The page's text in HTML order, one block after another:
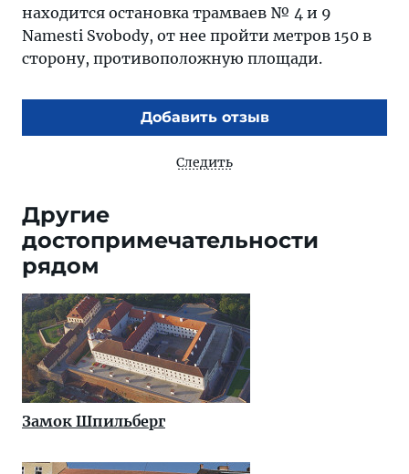
находится остановка трамваев № 4 и 9
Namesti Svobody, от нее пройти метров 150 в
сторону, противоположную площади.
Добавить отзыв
Следить
Другие
достопримечательности
рядом
Замок Шпильберг